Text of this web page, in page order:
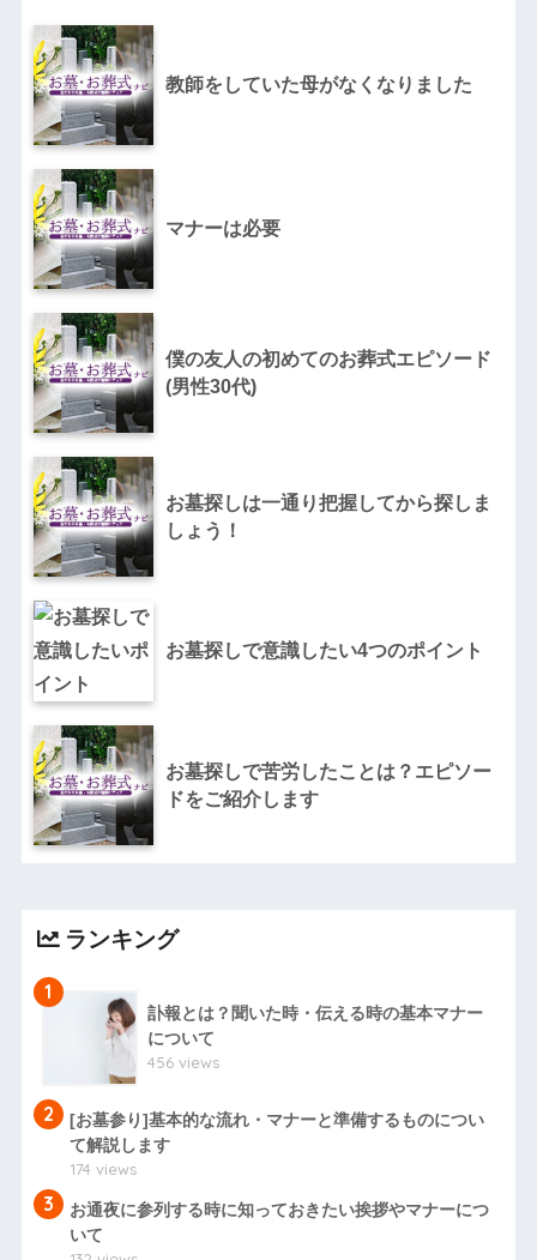
教師をしていた母がなくなりました
マナーは必要
僕の友人の初めてのお葬式エピソード
(男性30代)
お墓探しは一通り把握してから探しま
しょう！
お墓探しで意識したい4つのポイント
お墓探しで苦労したことは？エピソー
ドをご紹介します
ランキング
1
訃報とは？聞いた時・伝える時の基本マナー
について
456 views
2
[お墓参り]基本的な流れ・マナーと準備するものについ
て解説します
174 views
3
お通夜に参列する時に知っておきたい挨拶やマナーにつ
いて